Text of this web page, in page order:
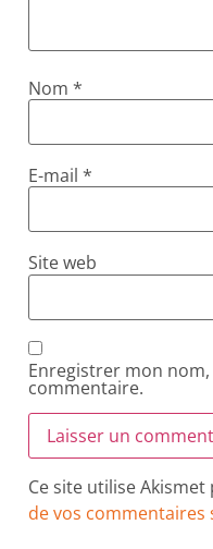
Nom *
E-mail *
Site web
Enregistrer mon
commentaire.
Ce site utilise
de vos commentaires